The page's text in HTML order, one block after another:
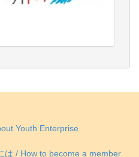
Youth Enterprise
は / How to become a member